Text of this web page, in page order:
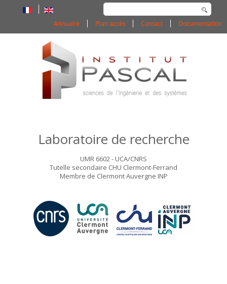
Rechercher
Documentation
Contact
Plan accès
Annuaire
Laboratoire de recherche
UMR 6602 - UCA/CNRS
Tutelle secondaire CHU Clermont-Ferrand
Membre de Clermont Auvergne INP